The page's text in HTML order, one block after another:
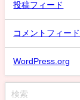
投稿フィード
コメントフィード
WordPress.org